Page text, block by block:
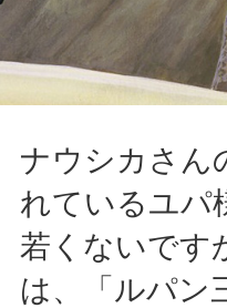
ナウシカさん
れているユパ
若くないで
は、「ルパン